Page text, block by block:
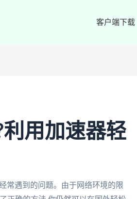
客户端下载
用加速器轻
常遇到的问题。由于网络环境的限